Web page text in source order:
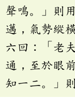
聲鳴。」則
邁，氣勢縱
六回：「老
通，至於眼
知一二。」